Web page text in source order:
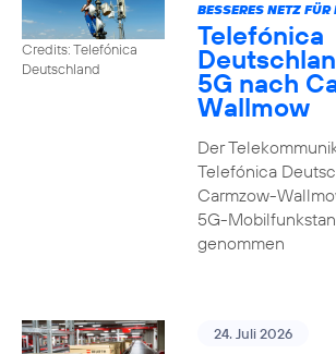
Credits: Telefónica
Deutschland
BESSERES NETZ
Telefónica
5G nach
Wallmow
Der
Telefónica
Carmzow-
5G-
genommen
24. Juli 2026